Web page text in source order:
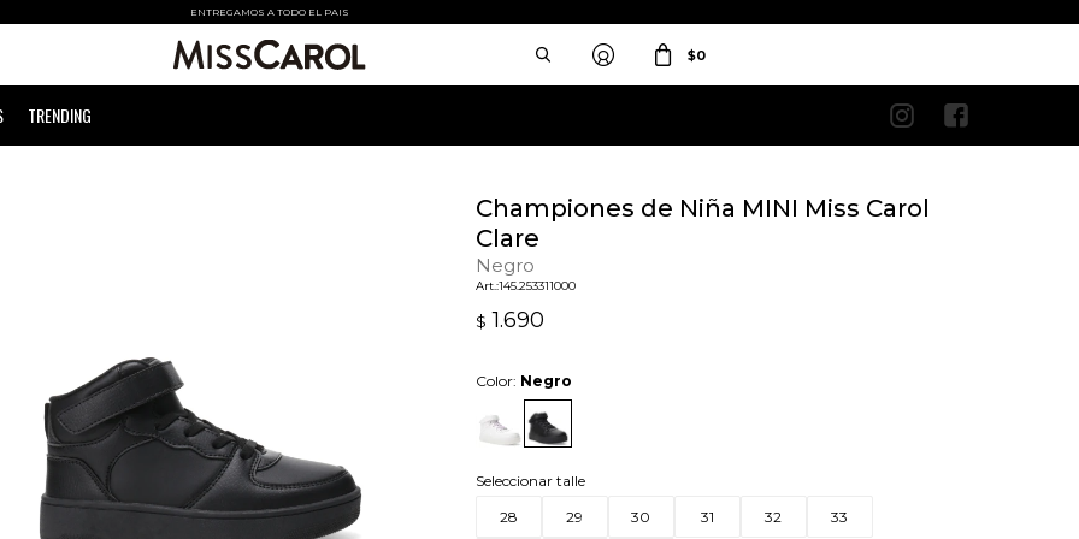
ENTREGAMOS A TODO EL PAIS
TRENDING
$0
 
Championes de Niña MINI Miss Carol
Clare
Negro
145.253311000
$ 1.690
Color: Negro
Seleccionar talle
28
29 30 31 32 33